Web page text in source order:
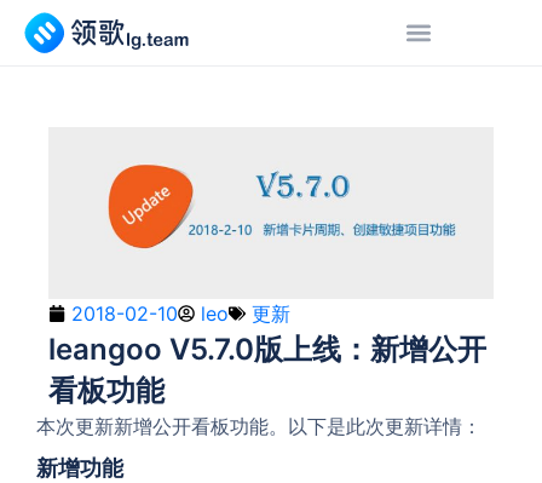
2018-02-10 leo 更新
leangoo V5.7.0版上线：新增公开
看板功能
本次更新新增公开看板功能。以下是此次更新详情：
新增功能